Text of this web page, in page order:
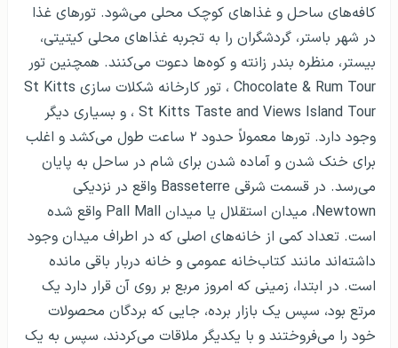
کافه‌های ساحل و غذاهای کوچک محلی می‌شود. تورهای غذا
در شهر باستر، گردشگران را به تجربه غذاهای محلی کیتیتی،
بیستر، منظره بندر زانته و کوه‌ها دعوت می‌کنند. همچنین تور
Chocolate & Rum Tour ، تور کارخانه شکلات سازی St Kitts
، St Kitts Taste and Views Island Tour و بسیاری دیگر
وجود دارد. تورها معمولاً حدود ۲ ساعت طول می‌کشد و اغلب
برای خنک شدن و آماده شدن برای شام در ساحل به پایان
می‌رسد. در قسمت شرقی Basseterre واقع در نزدیکی
Newtown، میدان استقلال یا میدان Pall Mall واقع شده
است. تعداد کمی از خانه‌های اصلی که در اطراف میدان وجود
داشته‌اند مانند کتاب‌خانه عمومی و خانه دربار باقی مانده
است. در ابتدا، زمینی که امروز مربع بر روی آن قرار دارد یک
مرتع بود، سپس یک بازار برده، جایی که بردگان محصولات
خود را می‌فروختند و با یکدیگر ملاقات می‌کردند، سپس به یک